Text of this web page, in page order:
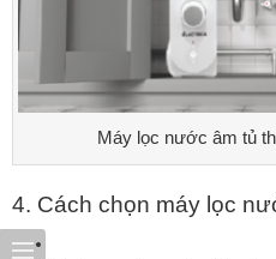
Máy lọc nước âm tủ
4. Cách chọn máy lọc